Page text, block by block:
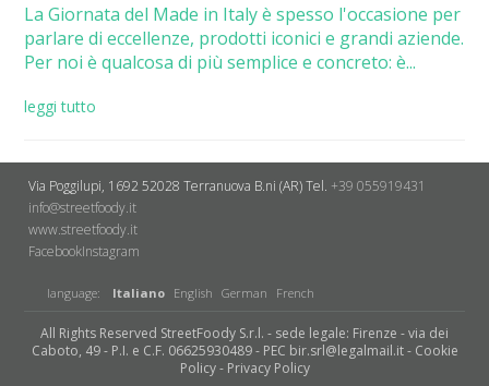
La Giornata del Made in Italy è spesso l'occasione per
parlare di eccellenze, prodotti iconici e grandi aziende.
Per noi è qualcosa di più semplice e concreto: è...
leggi tutto
Via Poggilupi, 1692 52028 Terranuova B.ni (AR)Tel. +39 055919431
info@streetfoody.it
www.streetfoody.it
Facebook​Instagram
language: Italiano English German French
All Rights Reserved StreetFoody S.r.l. - sede legale: Firenze - via dei
Caboto, 49 - P.I. e C.F. 06625930489 - PEC bir.srl@legalmail.it - Cookie
Policy- Privacy Policy